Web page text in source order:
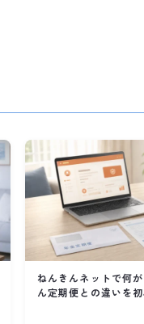
ねんきんネットで何
ん定期便との違いを